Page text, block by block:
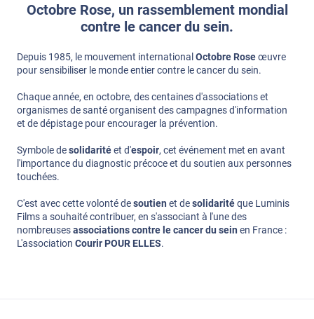
Octobre Rose, un rassemblement mondial
contre le cancer du sein.
Depuis 1985, le mouvement international Octobre Roseœuvre
pour sensibiliser le monde entier contre le cancer du sein.
Chaque année, en octobre, des centaines d'associations et
organismes de santé organisent des campagnes d'information
et de dépistage pour encourager la prévention.
Symbole desolidaritéet d'espoir, cet événement met en avant
l'importance du diagnostic précoce et du soutien aux personnes
touchées.
C'est avec cette volonté desoutien et desolidaritéque Luminis
Films a souhaité contribuer, en s'associant à l'une des
nombreusesassociations contre le cancer du sein en France :
L'association Courir POUR ELLES.